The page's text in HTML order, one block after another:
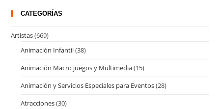
CATEGORÍAS
Artistas(669)
Animación Infantil(38)
Animación Macro juegos y Multimedia(15)
Animación y Servicios Especiales para Eventos(28)
Atracciones(30)